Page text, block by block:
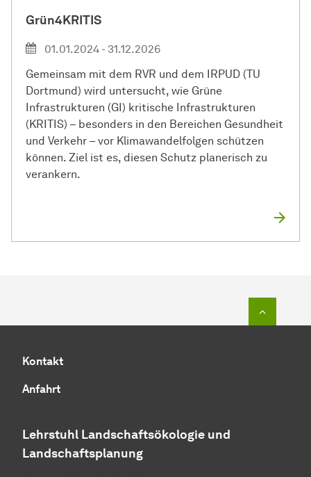
Grün4KRITIS
01.01.2024 - 31.12.2026
Gemeinsam mit dem RVR und dem IRPUD (TU
Dortmund) wird untersucht, wie Grüne
Infrastrukturen (GI) kritische Infrastrukturen
(KRITIS) – besonders in den Bereichen Gesundheit
und Verkehr – vor Klimawandelfolgen schützen
können. Ziel ist es, diesen Schutz planerisch zu
verankern.
Kontakt
Anfahrt
Lehrstuhl Landschaftsökologie und
Landschaftsplanung